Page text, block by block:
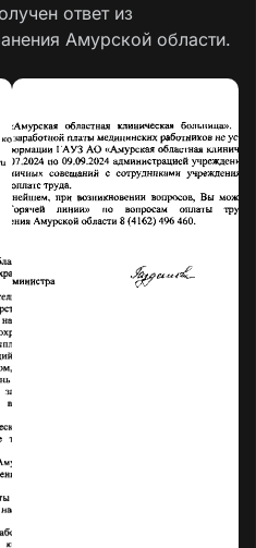
ответ из
Амурской области.